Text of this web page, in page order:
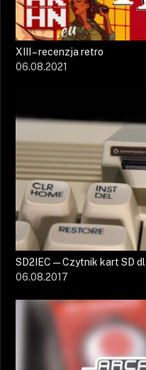
XIII – recenzja retro
06.08.2021
SD2IEC — Czytnik kart SD
06.08.2017